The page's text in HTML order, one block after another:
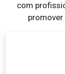
com
promover